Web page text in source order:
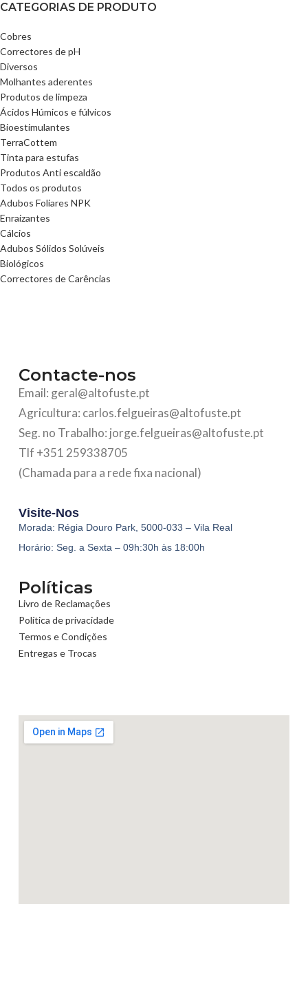
CATEGORIAS DE PRODUTO
Cobres
Correctores de pH
Diversos
Molhantes aderentes
Produtos de limpeza
Ácidos Húmicos e fúlvicos
Bioestimulantes
TerraCottem
Tinta para estufas
Produtos Anti escaldão
Todos os produtos
Adubos Foliares NPK
Enraizantes
Cálcios
Adubos Sólidos Solúveis
Biológicos
Correctores de Carências
Contacte-nos
Email: geral@altofuste.pt
Agricultura: carlos.felgueiras@altofuste.pt
Seg. no Trabalho: jorge.felgueiras@altofuste.pt
Tlf +351 259338705
(Chamada para a rede fixa nacional)
Visite-Nos
Morada: Régia Douro Park, 5000-033 – Vila Real
Horário: Seg. a Sexta – 09h:30h às 18:00h
Políticas
Livro de Reclamações
Política de privacidade
Termos e Condições
Entregas e Trocas